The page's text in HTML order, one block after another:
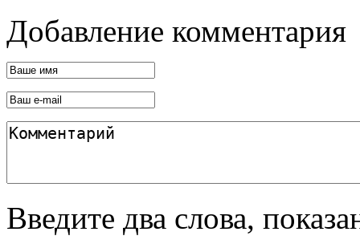
Добавление комментария
Введите два слова,